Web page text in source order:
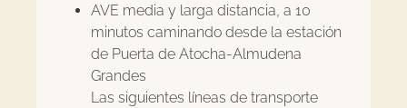
AVE media y larga distancia, a 10
minutos caminando desde la estación
de Puerta de Atocha-Almudena
Grandes
Las siguientes líneas de transporte